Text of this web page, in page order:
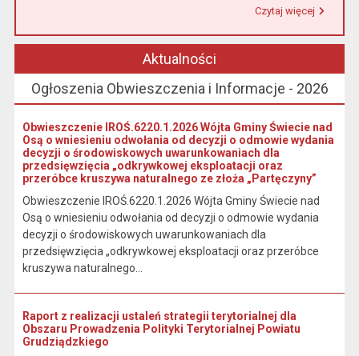
Czytaj więcej
Aktualności
Ogłoszenia Obwieszczenia i Informacje - 2026
Obwieszczenie IROŚ.6220.1.2026 Wójta Gminy Świecie nad
Osą o wniesieniu odwołania od decyzji o odmowie wydania
decyzji o środowiskowych uwarunkowaniach dla
przedsięwzięcia „odkrywkowej eksploatacji oraz
przeróbce kruszywa naturalnego ze złoża „Partęczyny”
Obwieszczenie IROŚ.6220.1.2026 Wójta Gminy Świecie nad
Osą o wniesieniu odwołania od decyzji o odmowie wydania
decyzji o środowiskowych uwarunkowaniach dla
przedsięwzięcia „odkrywkowej eksploatacji oraz przeróbce
kruszywa naturalnego...
Raport z realizacji ustaleń strategii terytorialnej dla
Obszaru Prowadzenia Polityki Terytorialnej Powiatu
Grudziądzkiego